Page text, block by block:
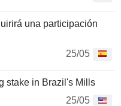
una participación
25/05
stake in Brazil's Mills
25/05